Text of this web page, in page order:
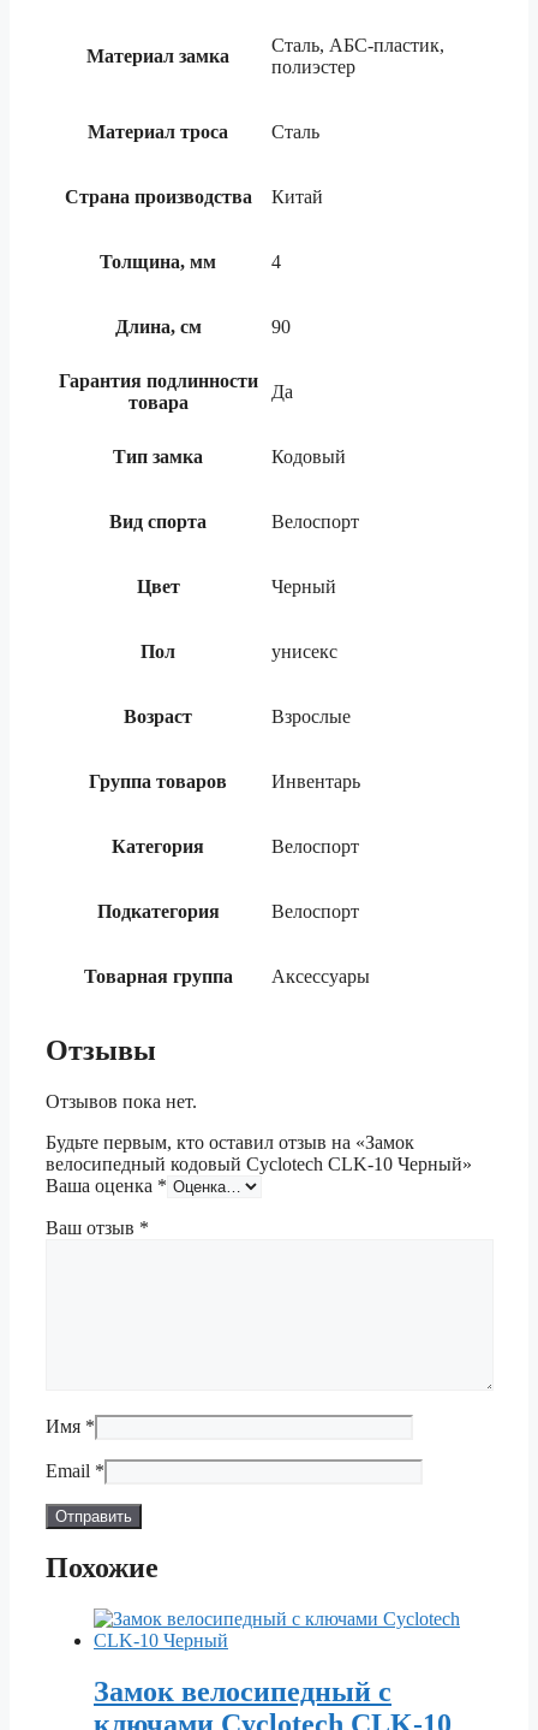
Материал замка
Сталь, АБС-пластик,
полиэстер
Материал троса Сталь
Страна производства Китай
Толщина, мм 4
Длина, см 90
Гарантия подлинности
товара
Да
Тип замка Кодовый
Вид спорта Велоспорт
Цвет Черный
Пол унисекс
Возраст Взрослые
Группа товаров Инвентарь
Категория Велоспорт
Подкатегория Велоспорт
Товарная группа Аксессуары
Отзывы
Отзывов пока нет.
Будьте первым, кто оставил отзыв на «Замок
велосипедный кодовый Cyclotech CLK-10 Черный»
Ваша оценка *
Ваш отзыв *
Имя *
Email *
Похожие
Замок велосипедный с